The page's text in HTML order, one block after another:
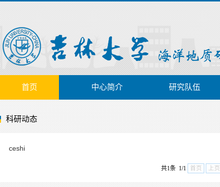
首页 中心简介 研究队伍
科研动态
ceshi
共1条 1/1 首页 上页